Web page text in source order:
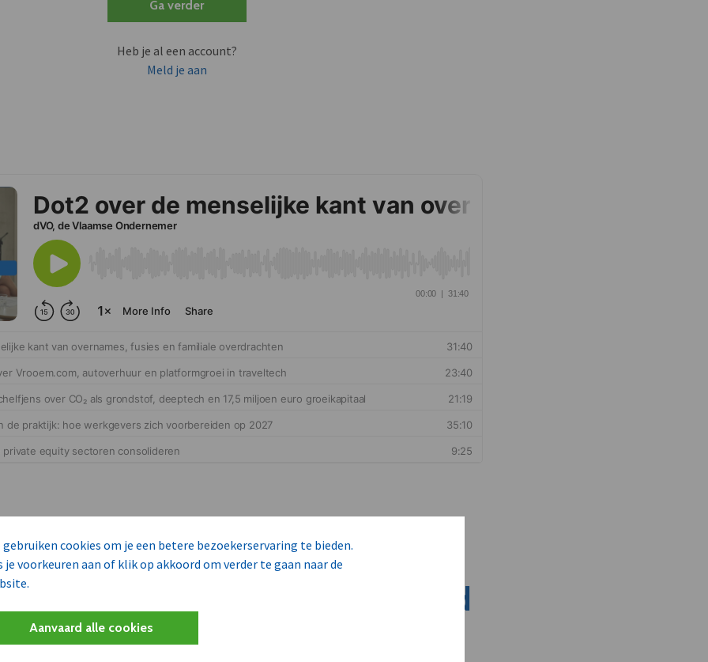
gebruiken cookies om je een betere bezoekerservaring te bieden.
je voorkeuren aan of klik op akkoord om verder te gaan naar de
Aanvaard alle cookies
Ga verder
Heb je al een account?
Meld je aan
14 commerciële kansen rond